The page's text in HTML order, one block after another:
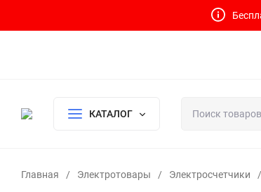
КАТАЛОГ
Главная / Электротовары / Электросчетчики /